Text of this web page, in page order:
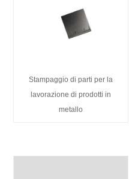
Stampaggio di parti per la
lavorazione di prodotti in
metallo